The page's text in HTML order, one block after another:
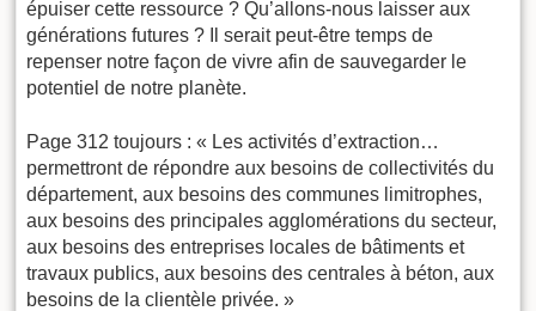
épuiser cette ressource ? Qu’allons-nous laisser aux
générations futures ? Il serait peut-être temps de
repenser notre façon de vivre afin de sauvegarder le
potentiel de notre planète.
Page 312 toujours : « Les activités d’extraction…
permettront de répondre aux besoins de collectivités du
département, aux besoins des communes limitrophes,
aux besoins des principales agglomérations du secteur,
aux besoins des entreprises locales de bâtiments et
travaux publics, aux besoins des centrales à béton, aux
besoins de la clientèle privée. »